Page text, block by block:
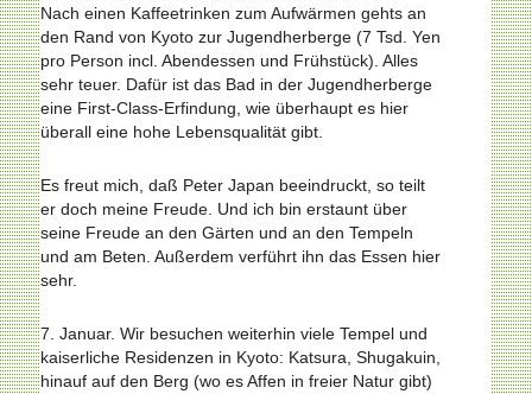
Nach einen Kaffeetrinken zum Aufwärmen gehts an
den Rand von Kyoto zur Jugendherberge (7 Tsd. Yen
pro Person incl. Abendessen und Frühstück). Alles
sehr teuer. Dafür ist das Bad in der Jugendherberge
eine First-Class-Erfindung, wie überhaupt es hier
überall eine hohe Lebensqualität gibt.
Es freut mich, daß Peter Japan beeindruckt, so teilt
er doch meine Freude. Und ich bin erstaunt über
seine Freude an den Gärten und an den Tempeln
und am Beten. Außerdem verführt ihn das Essen hier
sehr.
7. Januar. Wir besuchen weiterhin viele Tempel und
kaiserliche Residenzen in Kyoto: Katsura, Shugakuin,
hinauf auf den Berg (wo es Affen in freier Natur gibt)